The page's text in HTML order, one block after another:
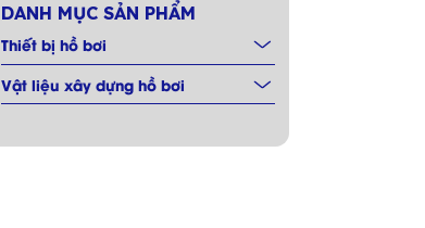
DANH MỤC SẢN PHẨM
Thiết bị hồ bơi
Vật liệu xây dựng hồ bơi